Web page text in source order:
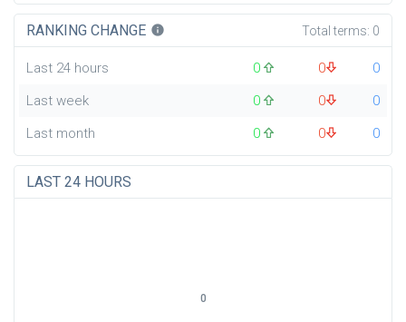
RANKING CHANGE info Total terms: 0
Last 24 hours 0 0
0
Last week
0 0
0
Last month
0 0 0
LAST 24 HOURS
0